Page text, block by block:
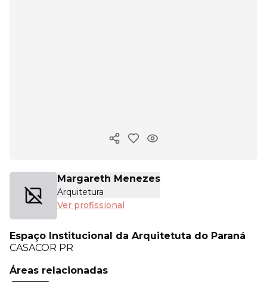
Copiar link
Margareth Menezes
Arquitetura
Ver profissional
Espaço Institucional da Arquitetuta do Paraná
CASACOR PR
Áreas relacionadas